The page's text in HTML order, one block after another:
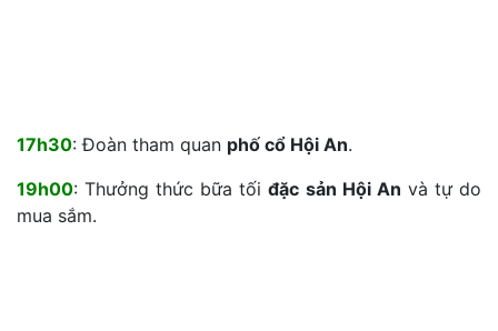
17h30: Đoàn tham quan phố cổ Hội An.
19h00: Thưởng thức bữa tốiđặc sản Hội An và tự do
mua sắm.